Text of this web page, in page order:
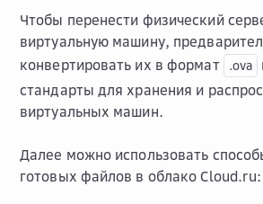
Чтобы перенести физический
виртуальную машину,
конвертировать их в формат
.ova
стандарты для хранения и
виртуальных машин.
Далее можно использовать
готовых файлов в облако Cloud.ru: